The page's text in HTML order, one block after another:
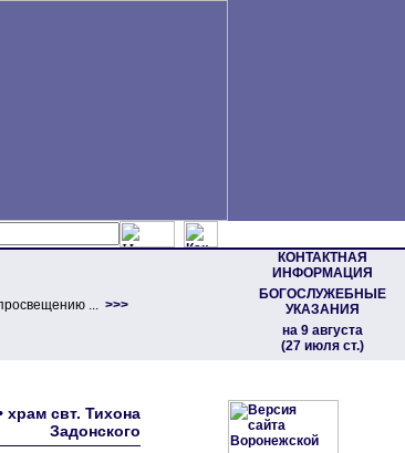
КОНТАКТНАЯ
ИНФОРМАЦИЯ
БОГОСЛУЖЕБНЫЕ
УКАЗАНИЯ
на 9 августа
(27 июля ст.)
... >>>
храм свт. Тихона
Задонского